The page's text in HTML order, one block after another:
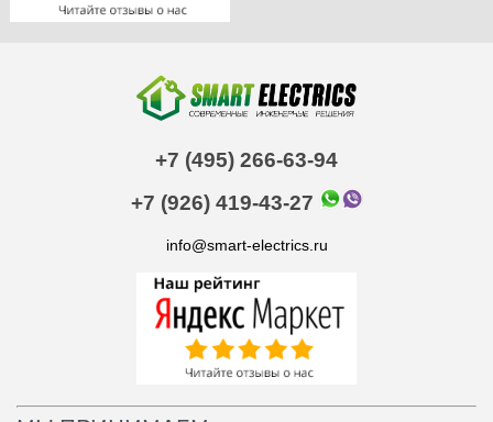
+7 (495) 266-63-94
+7 (926) 419-43-27
info@smart-electrics.ru